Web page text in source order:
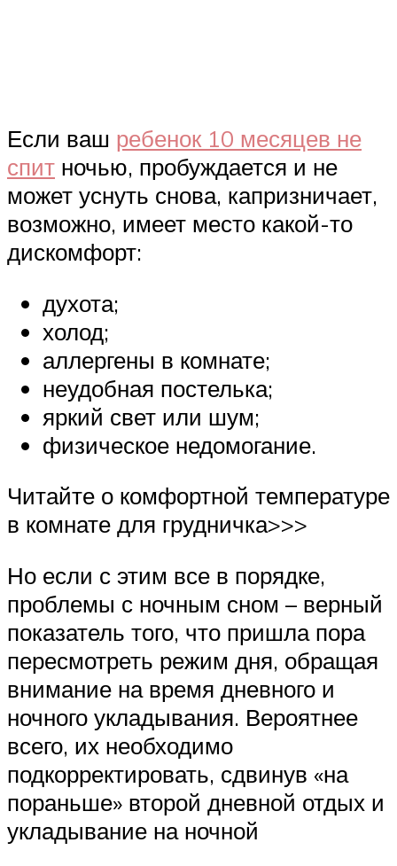
Если ваш ребенок 10 месяцев не
спит ночью, пробуждается и не
может уснуть снова, капризничает,
возможно, имеет место какой-то
дискомфорт:
духота;
холод;
аллергены в комнате;
неудобная постелька;
яркий свет или шум;
физическое недомогание.
Читайте о комфортной температуре
в комнате для грудничка>>>
Но если с этим все в порядке,
проблемы с ночным сном – верный
показатель того, что пришла пора
пересмотреть режим дня, обращая
внимание на время дневного и
ночного укладывания. Вероятнее
всего, их необходимо
подкорректировать, сдвинув «на
пораньше» второй дневной отдых и
укладывание на ночной